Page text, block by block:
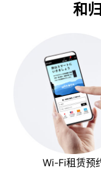
和
Wi-Fi租赁预